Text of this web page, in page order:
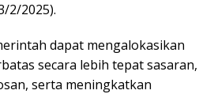
2/2025).
dapat mengalokasikan
secara lebih tepat sasaran,
serta meningkatkan